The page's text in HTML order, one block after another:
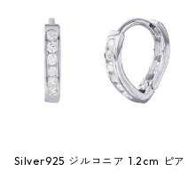
Silver925 ジルコニア 1.2cm ピア